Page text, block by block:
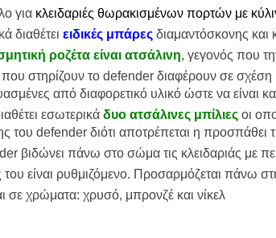
για κλειδαριές θωρακισμένων πορτών με
διαθέτει ειδικές μπάρες διαμαντόσκονης και
ροζέτα είναι ατσάλινη, γεγονός που
που στηρίζουν το defender διαφέρουν σε σχέση
από διαφορετικό υλικό ώστε να είναι
εσωτερικά δυο ατσάλινες μπίλιες οι
του defender διότι αποτρέπεται η προσπάθει
βιδώνει πάνω στο σώμα τις κλειδαριάς με
του είναι ρυθμιζόμενο. Προσαρμόζεται πάνω
σε χρώματα: χρυσό, μπρονζέ και νίκελ